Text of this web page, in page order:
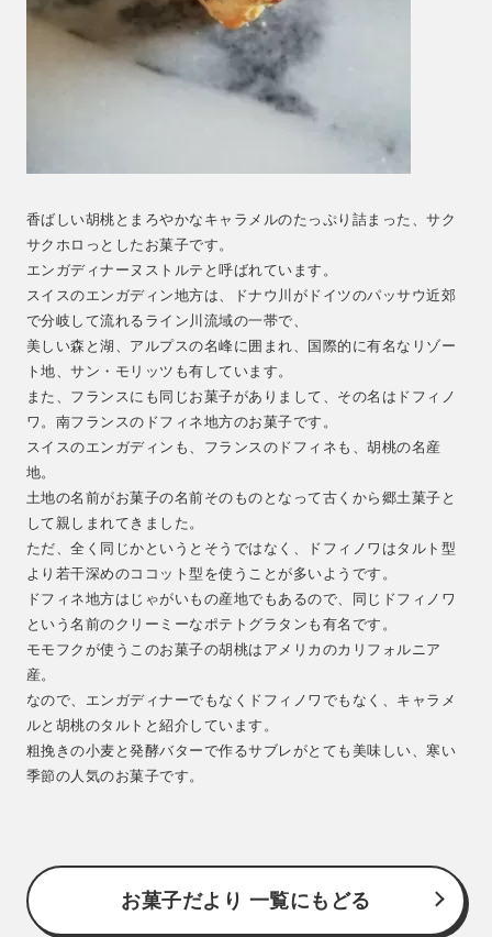
香ばしい胡桃とまろやかなキャラメルのたっぷり詰まった、サク
サクホロっとしたお菓子です。
エンガディナーヌストルテと呼ばれています。
スイスのエンガディン地方は、ドナウ川がドイツのパッサウ近郊
で分岐して流れるライン川流域の一帯で、
美しい森と湖、アルプスの名峰に囲まれ、国際的に有名なリゾー
ト地、サン・モリッツも有しています。
また、フランスにも同じお菓子がありまして、その名はドフィノ
ワ。南フランスのドフィネ地方のお菓子です。
スイスのエンガディンも、フランスのドフィネも、胡桃の名産
地。
土地の名前がお菓子の名前そのものとなって古くから郷土菓子と
して親しまれてきました。
ただ、全く同じかというとそうではなく、ドフィノワはタルト型
より若干深めのココット型を使うことが多いようです。
ドフィネ地方はじゃがいもの産地でもあるので、同じドフィノワ
という名前のクリーミーなポテトグラタンも有名です。
モモフクが使うこのお菓子の胡桃はアメリカのカリフォルニア
産。
なので、エンガディナーでもなくドフィノワでもなく、キャラメ
ルと胡桃のタルトと紹介しています。
粗挽きの小麦と発酵バターで作るサブレがとても美味しい、寒い
季節の人気のお菓子です。
お菓子だより 一覧にもどる